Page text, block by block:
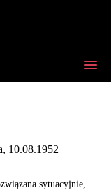
10.08.1952
sytuacyjnie,